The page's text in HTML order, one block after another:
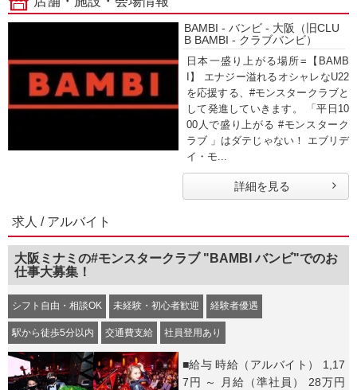
BAMBI - バンビ - 大阪（旧CLU
B BAMBI - クラブバンビ）
日本一盛り上がる場所=【BAMB
I】 エナジー溢れるオシャレなU22
を応援する、#モンスタークラブと
して発進していきます。 「平日10
00人で盛り上がる #モンスターク
ラブ 」はダテじゃない！ エブリデ
イ・モ...
詳細を見る
求人 / アルバイト
大阪ミナミの#モンスタークラブ "BAMBI バンビ"でのお
仕事大募集！
シフト自由・相談OK 未経験・初心者歓迎 経験者優遇
駅から徒歩5分以内 交通費支給 社員登用あり
■給与 時給（アルバイト） 1,17
7円 ～ 月給（準社員） 28万円